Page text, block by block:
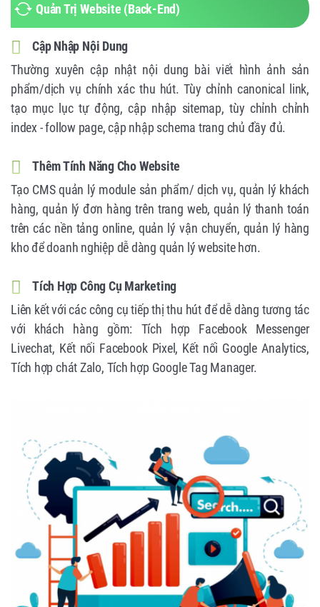
Quản Trị Website (Back-End)
Cập Nhập Nội Dung
Thường xuyên cập nhật nội dung bài viết hình ảnh sản
phẩm/dịch vụ chính xác thu hút. Tùy chỉnh canonical link,
tạo mục lục tự động, cập nhập sitemap, tùy chỉnh chỉnh
index - follow page, cập nhập schema trang chủ đầy đủ.
Thêm Tính Năng Cho Website
Tạo CMS quản lý module sản phẩm/ dịch vụ, quản lý khách
hàng, quản lý đơn hàng trên trang web, quản lý thanh toán
trên các nền tảng online, quản lý vận chuyển, quản lý hàng
kho để doanh nghiệp dễ dàng quản lý website hơn.
Tích Hợp Công Cụ Marketing
Liên kết với các công cụ tiếp thị thu hút để dễ dàng tương tác
với khách hàng gồm: Tích hợp Facebook Messenger
Livechat, Kết nối Facebook Pixel, Kết nối Google Analytics,
Tích hợp chát Zalo, Tích hợp Google Tag Manager.